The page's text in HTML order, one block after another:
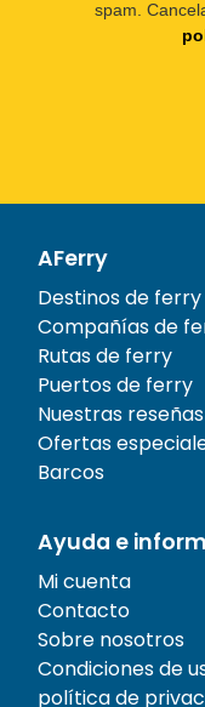
spam.
AFerry
Destinos de ferry
Compañías de
Rutas de ferry
Puertos de ferry
Nuestras reseñas
Ofertas
Barcos
Ayuda e
Mi cuenta
Contacto
Sobre nosotros
Condiciones de
política de